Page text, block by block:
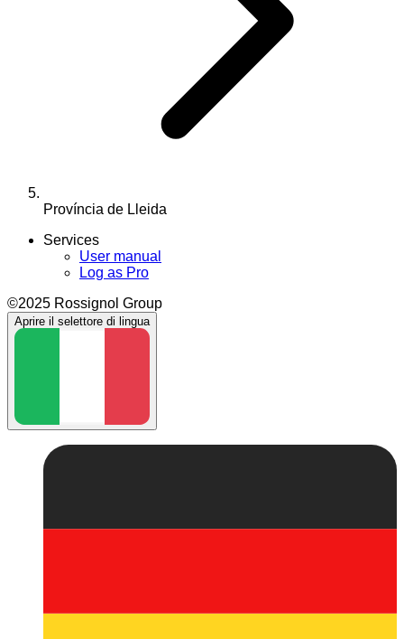
Província de Lleida
Services
User manual
Log as Pro
©2025 Rossignol Group
Aprire il selettore di lingua